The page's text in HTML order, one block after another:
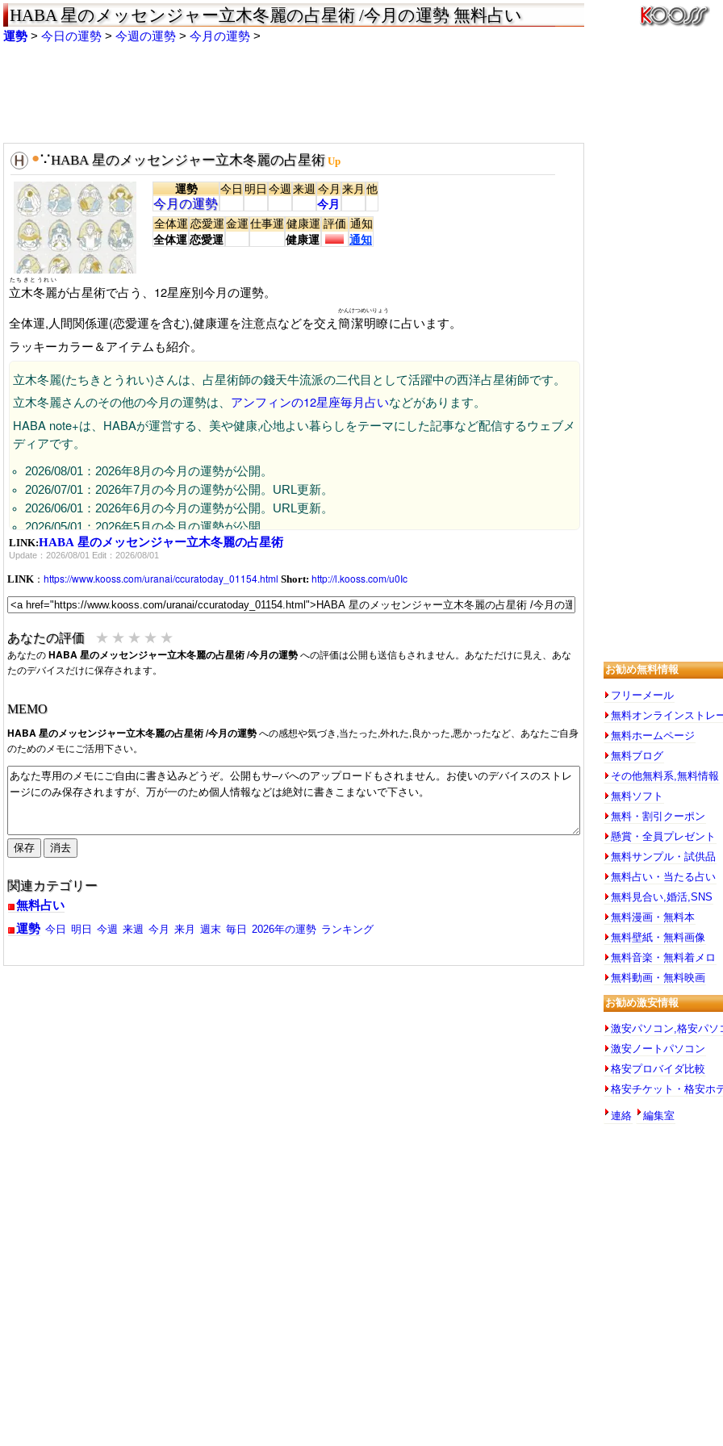
HABA 星のメッセンジャー立木冬麗の占星術 /今月の運勢 無料占い
運勢 今日の運勢 今週の運勢 今月の運勢
●∵HABA 星のメッセンジャー立木冬麗の占星術 Up
運勢
今月の運勢
今日明日今週来週今月
今月
来月他
全体運
全体運
恋愛運
恋愛運
金運仕事運健康運
健康運
評価 通知
通知
立木冬麗
たちきとうれい
が占星術で占う、12星座別今月の運勢。
全体運,人間関係運(恋愛運を含む),健康運を注意点などを交え 簡潔明瞭
かんけつめいりょう
に占います。
ラッキーカラー＆アイテムも紹介。
立木冬麗(たちきとうれい)さんは、占星術師の錢天牛流派の二代目として活躍中の西洋占星術師です。
立木冬麗さんのその他の今月の運勢は、 アンフィンの12星座毎月占いなどがあります。
HABA note+は、HABAが運営する、美や健康,心地よい暮らしをテーマにした記事など配信するウェブメ
ディアです。
2026/08/01：2026年8月の今月の運勢が公開。
2026/07/01：2026年7月の今月の運勢が公開。URL更新。
2026/06/01：2026年6月の今月の運勢が公開。URL更新。
2026/05/01：2026年5月の今月の運勢が公開。
2026/04/13：2026年4月の今月の運勢が公開中です。
LINK:HABA 星のメッセンジャー立木冬麗の占星術
Update：2026/08/01 Edit：2026/08/01
LINK ： https://www.kooss.com/uranai/ccuratoday_01154.html Short: http://l.kooss.com/u0Ic
あなたの評価 ★ ★ ★ ★ ★
あなたのHABA 星のメッセンジャー立木冬麗の占星術 /今月の運勢への評価は公開も送信もされません。あなただけに見え、あな
たのデバイスだけに保存されます。
MEMO
HABA 星のメッセンジャー立木冬麗の占星術 /今月の運勢への感想や気づき,当たった,外れた,良かった,悪かったなど、あなたご自身
のためのメモにご活用下さい。
関連カテゴリー
無料占い
運勢 今日 明日 今週 来週 今月 来月 週末 毎日 2026年の運勢 ランキング
お勧め無料情報
フリーメール
無料オンラインストレ
無料ホームページ
無料ブログ
その他無料系,無料情報
無料ソフト
無料・割引クーポン
懸賞・全員プレゼント
無料サンプル・試供品
無料占い・当たる占い
無料見合い,婚活,SNS
無料漫画・無料本
無料壁紙・無料画像
無料音楽・無料着メロ
無料動画・無料映画
お勧め激安情報
激安パソコン,格安パソ
激安ノートパソコン
格安プロバイダ比較
格安チケット・格安ホ
連絡 編集室